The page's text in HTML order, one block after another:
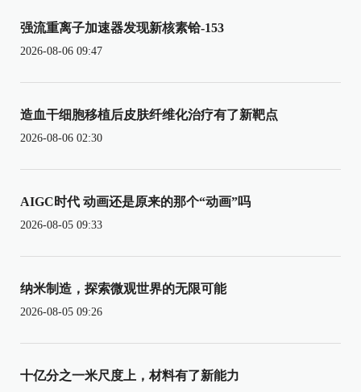
强流重离子加速器发现新核素铪-153
2026-08-06 09:47
造血干细胞移植后皮肤纤维化治疗有了新靶点
2026-08-06 02:30
AIGC时代 动画还是原来的那个“动画”吗
2026-08-05 09:33
纳米制造，探索微观世界的无限可能
2026-08-05 09:26
十亿分之一米尺度上，材料有了新能力